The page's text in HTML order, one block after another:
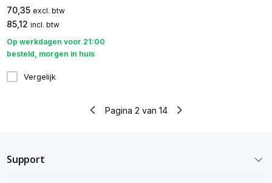
70,35 excl. btw
85,12 incl. btw
Op werkdagen voor 21:00
besteld, morgen in huis
Vergelijk
Pagina 2 van 14
Support